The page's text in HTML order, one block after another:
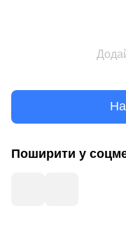
Поширити у